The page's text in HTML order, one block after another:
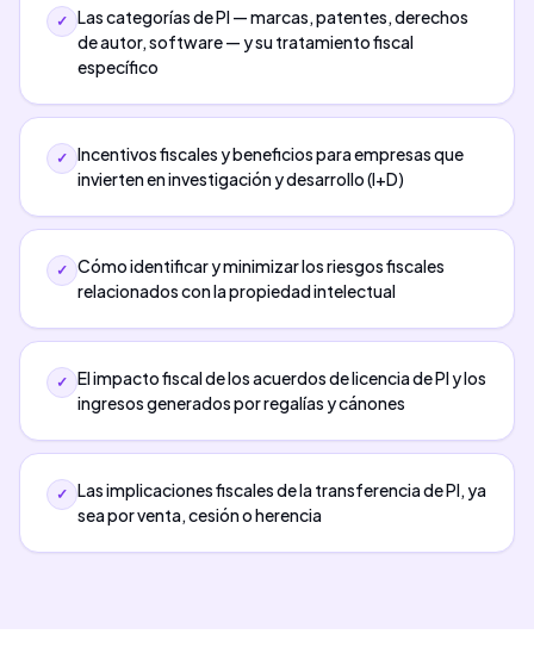
✓ Las categorías de PI — marcas, patentes, derechos
de autor, software — y su tratamiento fiscal
específico
✓ Incentivos fiscales y beneficios para empresas que
invierten en investigación y desarrollo (I+D)
✓ Cómo identificar y minimizar los riesgos fiscales
relacionados con la propiedad intelectual
✓ El impacto fiscal de los acuerdos de licencia de PI y los
ingresos generados por regalías y cánones
✓ Las implicaciones fiscales de la transferencia de PI, ya
sea por venta, cesión o herencia